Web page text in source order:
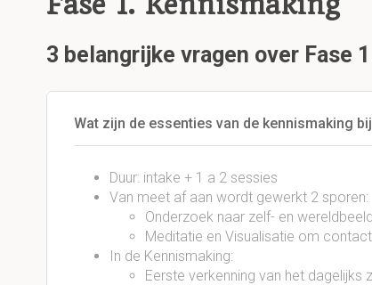
3 belangrijke vragen over Fase
Wat zijn de essenties van de kennismaking
Duur: intake + 1 a 2 sessies
Van meet af aan wordt gewerkt 2 sporen:
Onderzoek naar zelf- en
Meditatie en Visualisatie om
In de Kennismaking:
Eerste verkenning van het dagelijks